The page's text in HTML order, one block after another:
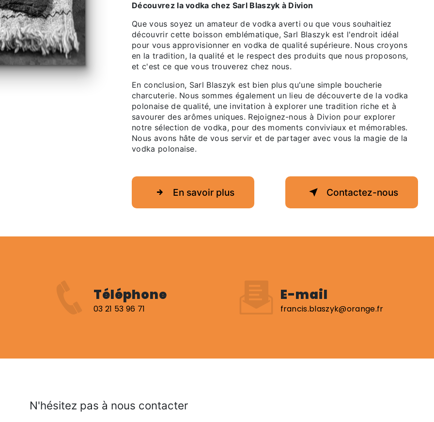
Découvrez la vodka chez Sarl Blaszyk à Divion
Que vous soyez un amateur de vodka averti ou que vous souhaitiez
découvrir cette boisson emblématique, Sarl Blaszyk est l'endroit idéal
pour vous approvisionner en vodka de qualité supérieure. Nous croyons
en la tradition, la qualité et le respect des produits que nous proposons,
et c'est ce que vous trouverez chez nous.
En conclusion, Sarl Blaszyk est bien plus qu'une simple boucherie
charcuterie. Nous sommes également un lieu de découverte de la vodka
polonaise de qualité, une invitation à explorer une tradition riche et à
savourer des arômes uniques. Rejoignez-nous à Divion pour explorer
notre sélection de vodka, pour des moments conviviaux et mémorables.
Nous avons hâte de vous servir et de partager avec vous la magie de la
vodka polonaise.
En savoir plus Contactez-nous
Téléphone
03 21 53 96 71
E-mail
francis.blaszyk@orange.fr
N'hésitez pas à nous contacter